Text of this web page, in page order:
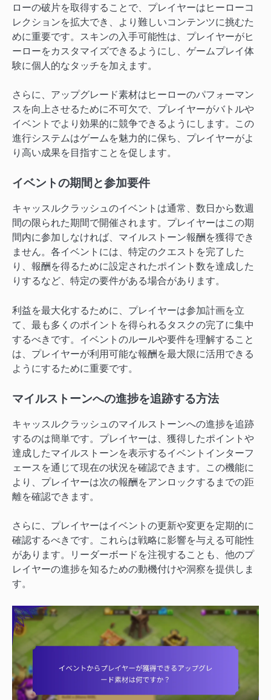
ローの破片を取得することで、プレイヤーはヒーローコ
レクションを拡大でき、より難しいコンテンツに挑むた
めに重要です。スキンの入手可能性は、プレイヤーがヒ
ーローをカスタマイズできるようにし、ゲームプレイ体
験に個人的なタッチを加えます。
さらに、アップグレード素材はヒーローのパフォーマン
スを向上させるために不可欠で、プレイヤーがバトルや
イベントでより効果的に競争できるようにします。この
進行システムはゲームを魅力的に保ち、プレイヤーがよ
り高い成果を目指すことを促します。
イベントの期間と参加要件
キャッスルクラッシュのイベントは通常、数日から数週
間の限られた期間で開催されます。プレイヤーはこの期
間内に参加しなければ、マイルストーン報酬を獲得でき
ません。各イベントには、特定のクエストを完了した
り、報酬を得るために設定されたポイント数を達成した
りするなど、特定の要件がある場合があります。
利益を最大化するために、プレイヤーは参加計画を立
て、最も多くのポイントを得られるタスクの完了に集中
するべきです。イベントのルールや要件を理解すること
は、プレイヤーが利用可能な報酬を最大限に活用できる
ようにするために重要です。
マイルストーンへの進捗を追跡する方法
キャッスルクラッシュのマイルストーンへの進捗を追跡
するのは簡単です。プレイヤーは、獲得したポイントや
達成したマイルストーンを表示するイベントインターフ
ェースを通じて現在の状況を確認できます。この機能に
より、プレイヤーは次の報酬をアンロックするまでの距
離を確認できます。
さらに、プレイヤーはイベントの更新や変更を定期的に
確認するべきです。これらは戦略に影響を与える可能性
があります。リーダーボードを注視することも、他のプ
レイヤーの進捗を知るための動機付けや洞察を提供しま
す。